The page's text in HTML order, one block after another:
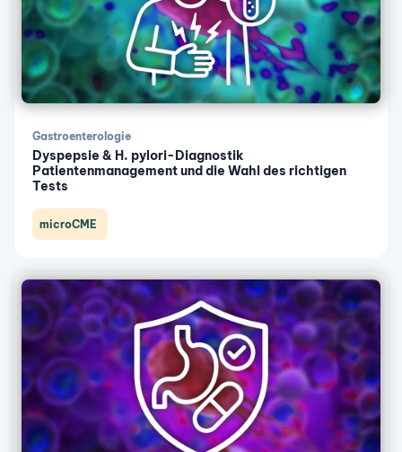
Gastroenterologie
Dyspepsie & H. pylori-Diagnostik
Patientenmanagement und die Wahl des richtigen
Tests
microCME